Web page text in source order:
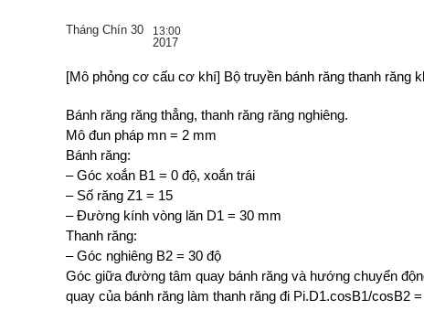
Tháng Chín 30 13:00
2017
[Mô phỏng cơ cấu cơ khí] Bộ truyền bánh răng thanh răng
Bánh răng răng thẳng, thanh răng răng nghiêng.
Mô đun pháp mn = 2 mm
Bánh răng:
– Góc xoắn B1 = 0 độ, xoắn trái
– Số răng Z1 = 15
– Đường kính vòng lăn D1 = 30 mm
Thanh răng:
– Góc nghiêng B2 = 30 độ
Góc giữa đường tâm quay bánh răng và hướng chuyển
quay của bánh răng làm thanh răng đi Pi.D1.cosB1/cosB2